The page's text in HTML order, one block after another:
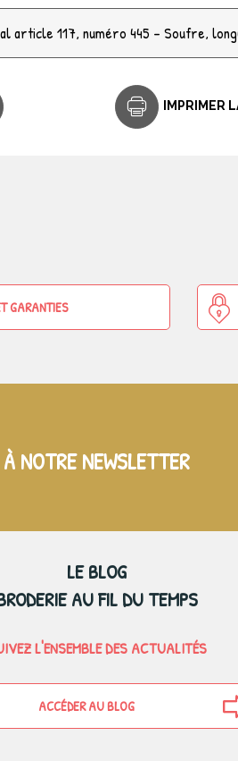
article 117, numéro 445 - Soufre,
IMPRIMER
GARANTIES
NOTRE NEWSLETTER
LE BLOG
AU FIL DU TEMPS
L'ENSEMBLE DES ACTUALITÉS
ACCÉDER AU BLOG